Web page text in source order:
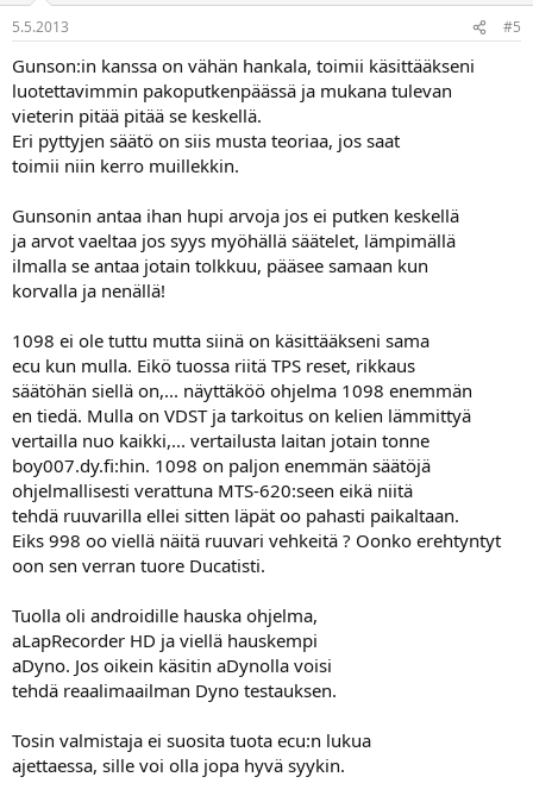
5.5.2013 #5
Gunson:in kanssa on vähän hankala, toimii käsittääkseni
luotettavimmin pakoputkenpäässä ja mukana tulevan
vieterin pitää pitää se keskellä.
Eri pyttyjen säätö on siis musta teoriaa, jos saat
toimii niin kerro muillekkin.
Gunsonin antaa ihan hupi arvoja jos ei putken keskellä
ja arvot vaeltaa jos syys myöhällä säätelet, lämpimällä
ilmalla se antaa jotain tolkkuu, pääsee samaan kun
korvalla ja nenällä!
1098 ei ole tuttu mutta siinä on käsittääkseni sama
ecu kun mulla. Eikö tuossa riitä TPS reset, rikkaus
säätöhän siellä on,... näyttäköö ohjelma 1098 enemmän
en tiedä. Mulla on VDST ja tarkoitus on kelien lämmittyä
vertailla nuo kaikki,... vertailusta laitan jotain tonne
boy007.dy.fi:hin. 1098 on paljon enemmän säätöjä
ohjelmallisesti verattuna MTS-620:seen eikä niitä
tehdä ruuvarilla ellei sitten läpät oo pahasti paikaltaan.
Eiks 998 oo viellä näitä ruuvari vehkeitä ? Oonko erehtyntyt
oon sen verran tuore Ducatisti.
Tuolla oli androidille hauska ohjelma,
aLapRecorder HD ja viellä hauskempi
aDyno. Jos oikein käsitin aDynolla voisi
tehdä reaalimaailman Dyno testauksen.
Tosin valmistaja ei suosita tuota ecu:n lukua
ajettaessa, sille voi olla jopa hyvä syykin.